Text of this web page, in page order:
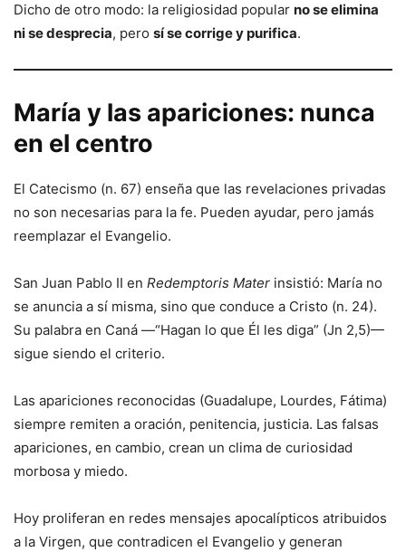
Dicho de otro modo: la religiosidad popular no se elimina
ni se desprecia, pero sí se corrige y purifica.
María y las apariciones: nunca
en el centro
El Catecismo (n. 67) enseña que las revelaciones privadas
no son necesarias para la fe. Pueden ayudar, pero jamás
reemplazar el Evangelio.
San Juan Pablo II en Redemptoris Mater insistió: María no
se anuncia a sí misma, sino que conduce a Cristo (n. 24).
Su palabra en Caná —“Hagan lo que Él les diga” (Jn 2,5)—
sigue siendo el criterio.
Las apariciones reconocidas (Guadalupe, Lourdes, Fátima)
siempre remiten a oración, penitencia, justicia. Las falsas
apariciones, en cambio, crean un clima de curiosidad
morbosa y miedo.
Hoy proliferan en redes mensajes apocalípticos atribuidos
a la Virgen, que contradicen el Evangelio y generan